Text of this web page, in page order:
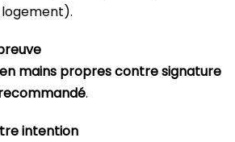
en mains propres contre signature
.
intention